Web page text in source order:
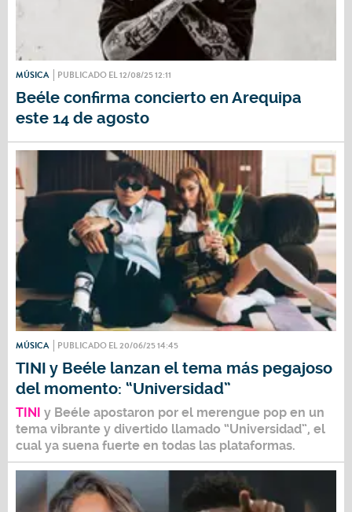
MÚSICA PUBLICADO EL 12/08/25 12:11
Beéle confirma concierto en Arequipa
este 14 de agosto
MÚSICA PUBLICADO EL 20/06/25 14:45
TINI y Beéle lanzan el tema más pegajoso
del momento: “Universidad”
TINI y Beéle apostaron por el merengue pop en un
tema vibrante y divertido llamado “Universidad”, el
cual ya suena fuerte en todas las plataformas.